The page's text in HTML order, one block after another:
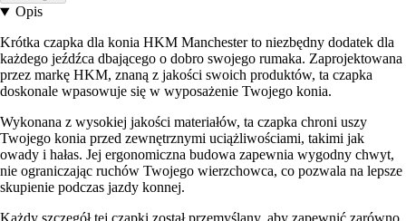
Opis
Krótka czapka dla konia HKM Manchester to niezbędny dodatek dla
każdego jeźdźca dbającego o dobro swojego rumaka. Zaprojektowana
przez markę HKM, znaną z jakości swoich produktów, ta czapka
doskonale wpasowuje się w wyposażenie Twojego konia.
Wykonana z wysokiej jakości materiałów, ta czapka chroni uszy
Twojego konia przed zewnętrznymi uciążliwościami, takimi jak
owady i hałas. Jej ergonomiczna budowa zapewnia wygodny chwyt,
nie ograniczając ruchów Twojego wierzchowca, co pozwala na lepsze
skupienie podczas jazdy konnej.